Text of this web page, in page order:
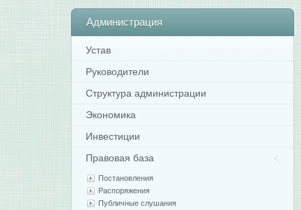
Администрация
Устав
Руководители
Структура администрации
Экономика
Инвестиции
Правовая база
Постановления
Распоряжения
Публичные слушания